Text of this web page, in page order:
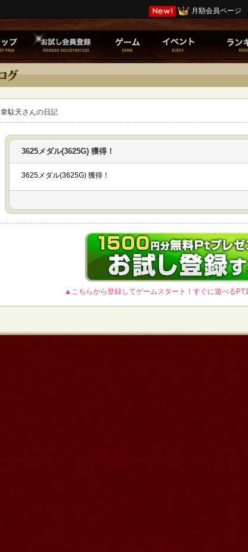
月額会員ページ
韋駄天さんの日記
3625メダル(3625G) 獲得！
3625メダル(3625G) 獲得！
▲こちらから登録してゲームスタート！すぐに遊べる